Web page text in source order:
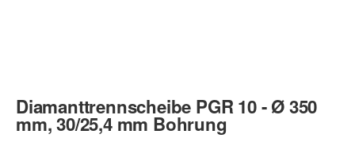
Diamanttrennscheibe PGR 10 - Ø 350
mm, 30/25,4 mm Bohrung